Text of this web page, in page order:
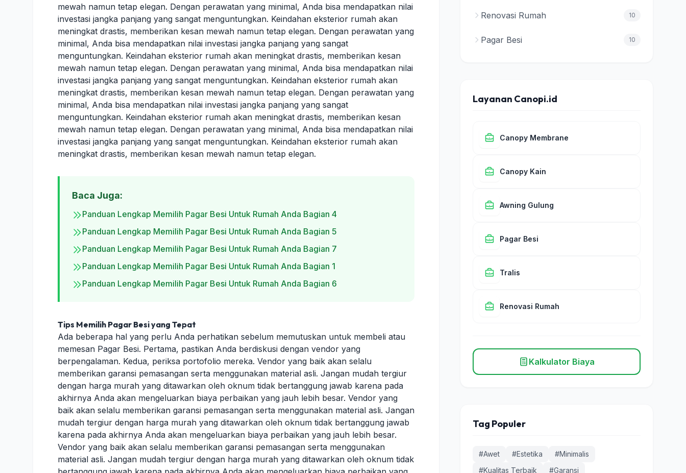
mewah namun tetap elegan. Dengan perawatan yang minimal, Anda bisa mendapatkan nilai
investasi jangka panjang yang sangat menguntungkan. Keindahan eksterior rumah akan
meningkat drastis, memberikan kesan mewah namun tetap elegan. Dengan perawatan yang
minimal, Anda bisa mendapatkan nilai investasi jangka panjang yang sangat
menguntungkan. Keindahan eksterior rumah akan meningkat drastis, memberikan kesan
mewah namun tetap elegan. Dengan perawatan yang minimal, Anda bisa mendapatkan nilai
investasi jangka panjang yang sangat menguntungkan. Keindahan eksterior rumah akan
meningkat drastis, memberikan kesan mewah namun tetap elegan. Dengan perawatan yang
minimal, Anda bisa mendapatkan nilai investasi jangka panjang yang sangat
menguntungkan. Keindahan eksterior rumah akan meningkat drastis, memberikan kesan
mewah namun tetap elegan. Dengan perawatan yang minimal, Anda bisa mendapatkan nilai
investasi jangka panjang yang sangat menguntungkan. Keindahan eksterior rumah akan
meningkat drastis, memberikan kesan mewah namun tetap elegan.
Baca Juga:
Panduan Lengkap Memilih Pagar Besi Untuk Rumah Anda Bagian 4
Panduan Lengkap Memilih Pagar Besi Untuk Rumah Anda Bagian 5
Panduan Lengkap Memilih Pagar Besi Untuk Rumah Anda Bagian 7
Panduan Lengkap Memilih Pagar Besi Untuk Rumah Anda Bagian 1
Panduan Lengkap Memilih Pagar Besi Untuk Rumah Anda Bagian 6
Tips Memilih Pagar Besi yang Tepat
Ada beberapa hal yang perlu Anda perhatikan sebelum memutuskan untuk membeli atau
memesan Pagar Besi. Pertama, pastikan Anda berdiskusi dengan vendor yang
berpengalaman. Kedua, periksa portofolio mereka. Vendor yang baik akan selalu
memberikan garansi pemasangan serta menggunakan material asli. Jangan mudah tergiur
dengan harga murah yang ditawarkan oleh oknum tidak bertanggung jawab karena pada
akhirnya Anda akan mengeluarkan biaya perbaikan yang jauh lebih besar. Vendor yang
baik akan selalu memberikan garansi pemasangan serta menggunakan material asli. Jangan
mudah tergiur dengan harga murah yang ditawarkan oleh oknum tidak bertanggung jawab
karena pada akhirnya Anda akan mengeluarkan biaya perbaikan yang jauh lebih besar.
Vendor yang baik akan selalu memberikan garansi pemasangan serta menggunakan
material asli. Jangan mudah tergiur dengan harga murah yang ditawarkan oleh oknum tidak
Renovasi Rumah 10
Pagar Besi 10
Layanan Canopi.id
Canopy Membrane
Canopy Kain
Awning Gulung
Pagar Besi
Tralis
Renovasi Rumah
Kalkulator Biaya
Tag Populer
#Awet #Estetika
#Minimalis
#Kualitas Terbaik
#Garansi